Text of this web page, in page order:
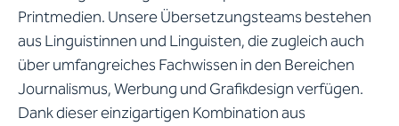
Printmedien. Unsere Übersetzungsteams bestehen
aus Linguistinnen und Linguisten, die zugleich auch
über umfangreiches Fachwissen in den Bereichen
Journalismus, Werbung und Grafikdesign verfügen.
Dank dieser einzigartigen Kombination aus